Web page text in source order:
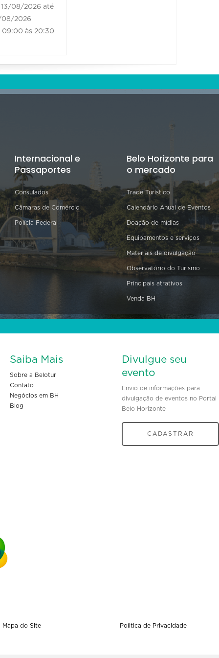
13/08/2026 até
08/2026
às 20:30
Internacional e
Passaportes
Consulados
Câmaras de Comércio
Polícia Federal
Belo Horizonte para
o mercado
Trade Turístico
Calendário Anual de Eventos
Doação de mídias
Equipamentos e serviços
Materiais de divulgação
Observatório do Turismo
Principais atrativos
Venda BH
Saiba Mais
Sobre a Belotur
Contato
Negócios em BH
Blog
Divulgue seu
evento
Envio de informações para
divulgação de eventos no Portal
Belo Horizonte
CADASTRAR
Mapa do Site Politica de Privacidade